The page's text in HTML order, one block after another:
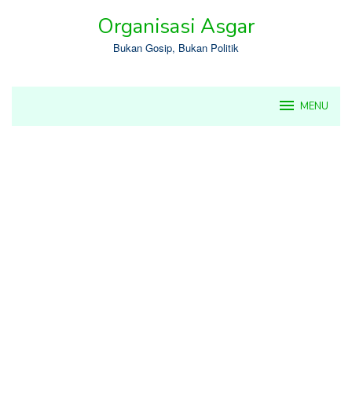
Organisasi Asgar
Bukan Gosip, Bukan Politik
MENU